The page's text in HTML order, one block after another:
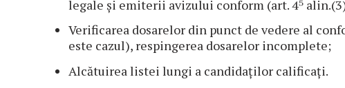
legale și emiterii avizului conform (art. 4⁵
Verificarea dosarelor din punct de vedere al
este cazul), respingerea dosarelor incomplete;
Alcătuirea listei lungi a candidaților calificați.